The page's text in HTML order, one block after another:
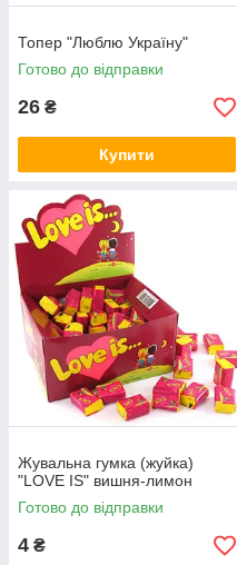
Топер "Люблю Україну"
Готово до відправки
26 ₴
Купити
Жувальна гумка (жуйка)
"LOVE IS" вишня-лимон
Готово до відправки
4 ₴